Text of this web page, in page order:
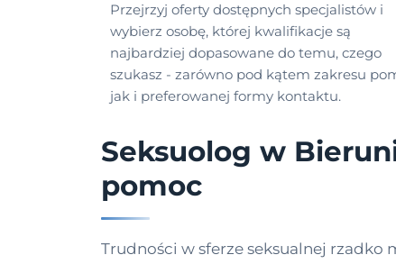
Przejrzyj oferty dostępnych specjalistów i
wybierz osobę, której kwalifikacje są
najbardziej dopasowane do temu, czego
szukasz - zarówno pod kątem zakresu
jak i preferowanej formy kontaktu.
Seksuolog w
pomoc
Trudności w sferze seksualnej rzadko